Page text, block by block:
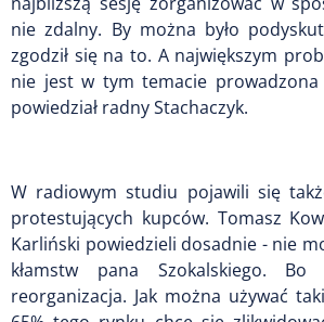
nie zdalny. By można było
zgodził się na to. A największym
nie jest w tym temacie prowadzona
powiedział radny Stachaczyk.
W radiowym studiu pojawili się
protestujących kupców. Tomasz
Karliński powiedzieli dosadnie - nie
kłamstw pana Szokalskiego. Bo
reorganizacja. Jak można używać